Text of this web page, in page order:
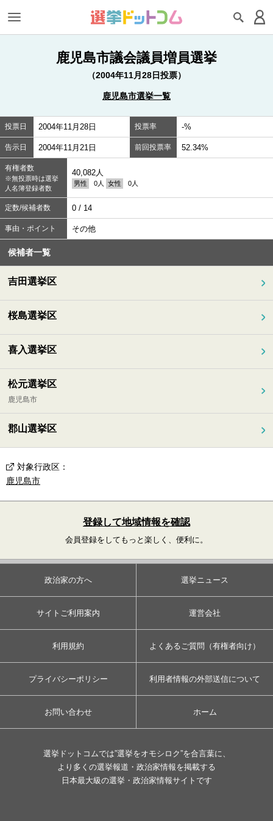
鹿児島市議会議員増員選挙
（2004年11月28日投票）
鹿児島市選挙一覧
投票日 2004年11月28日 投票率 -%
告示日 2004年11月21日 前回投票率 52.34%
有権者数
※無投票時は選挙
人名簿登録者数
40,082人
男性 0人 女性 0人
定数/候補者数 0 / 14
事由・ポイント その他
候補者一覧
吉田選挙区
桜島選挙区
喜入選挙区
松元選挙区
鹿児島市
郡山選挙区
対象行政区 ：
鹿児島市
登録して地域情報を確認
会員登録をしてもっと楽しく、便利に。
政治家の方へ 選挙ニュース
サイトご利用案内 運営会社
利用規約 よくあるご質問（有権者向け）
プライバシーポリシー 利用者情報の外部送信について
お問い合わせ ホーム
選挙ドットコムでは”選挙をオモシロク”を合言葉に、
より多くの選挙報道・政治家情報を掲載する
日本最大級の選挙・政治家情報サイトです